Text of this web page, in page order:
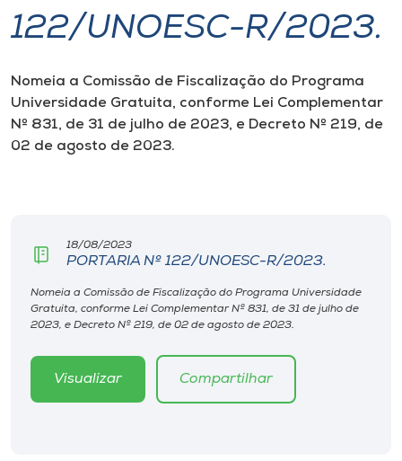
I.nova
Diplomados
Cultura
Biblioteca
Editora
Rádio
122/UNOESC-R/2023.
Nomeia a Comissão de Fiscalização do Programa
Universidade Gratuita, conforme Lei Complementar
Nº 831, de 31 de julho de 2023, e Decreto Nº 219, de
02 de agosto de 2023.
18/08/2023
PORTARIA Nº 122/UNOESC-R/2023.
Nomeia a Comissão de Fiscalização do Programa Universidade
Gratuita, conforme Lei Complementar Nº 831, de 31 de julho de
2023, e Decreto Nº 219, de 02 de agosto de 2023.
Visualizar Compartilhar